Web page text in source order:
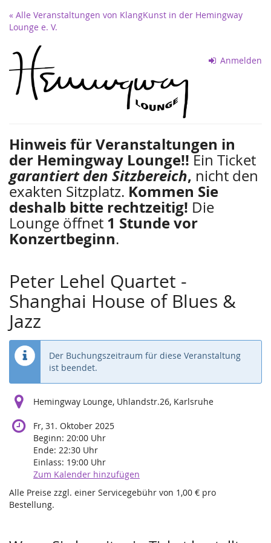
Zum
Haupt-
Inhalt
springen
« Alle Veranstaltungen von KlangKunst in der Hemingway
Lounge e. V.
Anmelden
Hinweis für Veranstaltungen in
der Hemingway Lounge!!Ein Ticket
garantiert den Sitzbereich, nicht den
exakten Sitzplatz. Kommen Sie
deshalb bitte rechtzeitig! Die
Lounge öffnet 1 Stunde vor
Konzertbeginn.
Peter Lehel Quartet -
Shanghai House of Blues &
Jazz
Der Buchungszeitraum für diese Veranstaltung
ist beendet.
Hemingway Lounge, Uhlandstr.26, Karlsruhe
Fr, 31. Oktober 2025
Beginn: 20:00 Uhr
Ende: 22:30 Uhr
Einlass: 19:00 Uhr
Zum Kalender hinzufügen
Alle Preise zzgl. einer Servicegebühr von 1,00 € pro
Bestellung.